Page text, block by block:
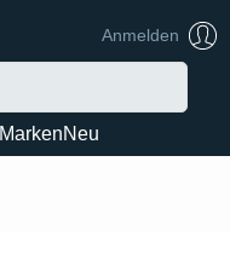
Anmelden
MarkenNeu